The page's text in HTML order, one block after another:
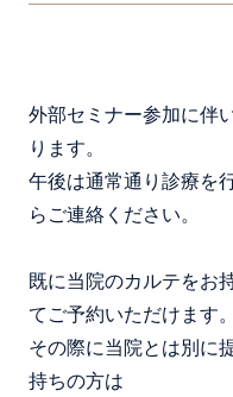
外部セミナー参加に伴
ります。
午後は通常通り診療を
らご連絡ください。
既に当院のカルテをお
てご予約いただけます。
その際に当院とは別に
持ちの方は